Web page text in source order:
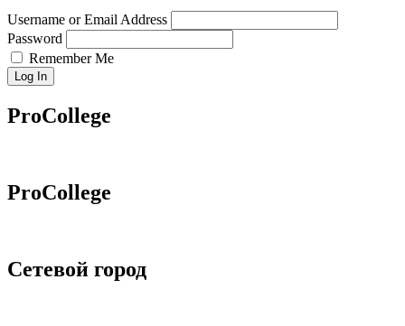
Username or Email Address
Password
Remember Me
Log In
ProCollege
ProCollege
Сетевой город